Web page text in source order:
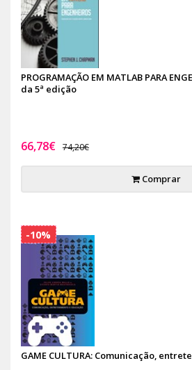
PROGRAMAÇÃO EM MATLAB PARA
da 5ª edição
66,78€ 74,20€
Comprar
GAME CULTURA: Comunicação,
-10%